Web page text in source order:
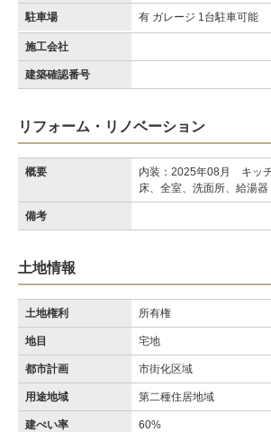
駐車場 有 ガレージ 1台駐車可能
施工会社
建築確認番号
リフォーム・リノベーション
概要
内装：2025年08月 キッチ
床、全室、洗面所、給湯器
備考
土地情報
土地権利 所有権
地目 宅地
都市計画 市街化区域
用途地域 第二種住居地域
建ぺい率 60%